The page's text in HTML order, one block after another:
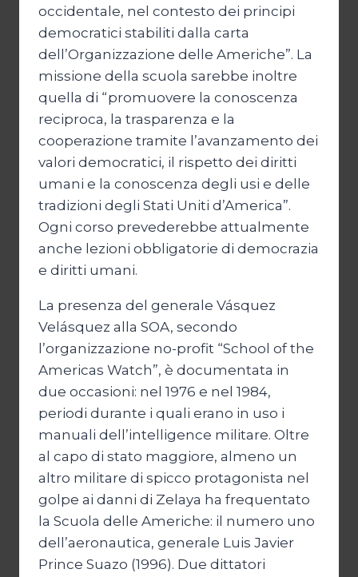
occidentale, nel contesto dei principi
democratici stabiliti dalla carta
dell’Organizzazione delle Americhe”. La
missione della scuola sarebbe inoltre
quella di “promuovere la conoscenza
reciproca, la trasparenza e la
cooperazione tramite l’avanzamento dei
valori democratici, il rispetto dei diritti
umani e la conoscenza degli usi e delle
tradizioni degli Stati Uniti d’America”.
Ogni corso prevederebbe attualmente
anche lezioni obbligatorie di democrazia
e diritti umani.
La presenza del generale Vásquez
Velásquez alla SOA, secondo
l’organizzazione no-profit “School of the
Americas Watch”, è documentata in
due occasioni: nel 1976 e nel 1984,
periodi durante i quali erano in uso i
manuali dell’intelligence militare. Oltre
al capo di stato maggiore, almeno un
altro militare di spicco protagonista nel
golpe ai danni di Zelaya ha frequentato
la Scuola delle Americhe: il numero uno
dell’aeronautica, generale Luis Javier
Prince Suazo (1996). Due dittatori